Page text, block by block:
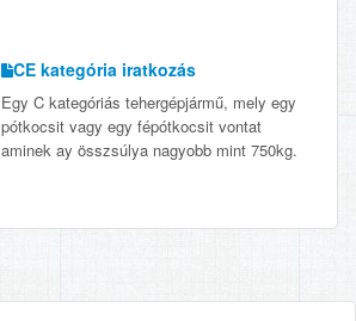
CE kategória iratkozás
Egy C kategóriás tehergépjármű, mely egy
pótkocsit vagy egy fépótkocsit vontat
aminek ay összsúlya nagyobb mint 750kg.